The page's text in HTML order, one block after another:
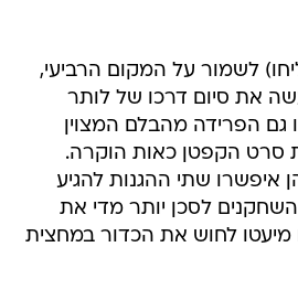
לשמור על המקום הרביעי,
את סיום דרכו של לותר
גם הפרידה מהבלם המצוין
סרט הקפטן כאות הוקרה.
שתי ההגנות להגיע
לסכן יותר מדי את
מיעטו לחוש את הכדור במחצית